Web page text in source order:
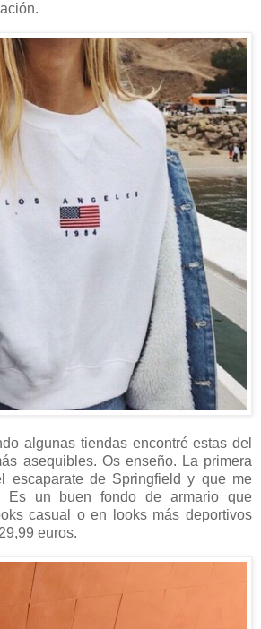
algunas tiendas encontré estas del
asequibles. Os enseño. La primera
escaparate de Springfield y que me
Es un buen fondo de armario que
casual o en looks más deportivos
euros.